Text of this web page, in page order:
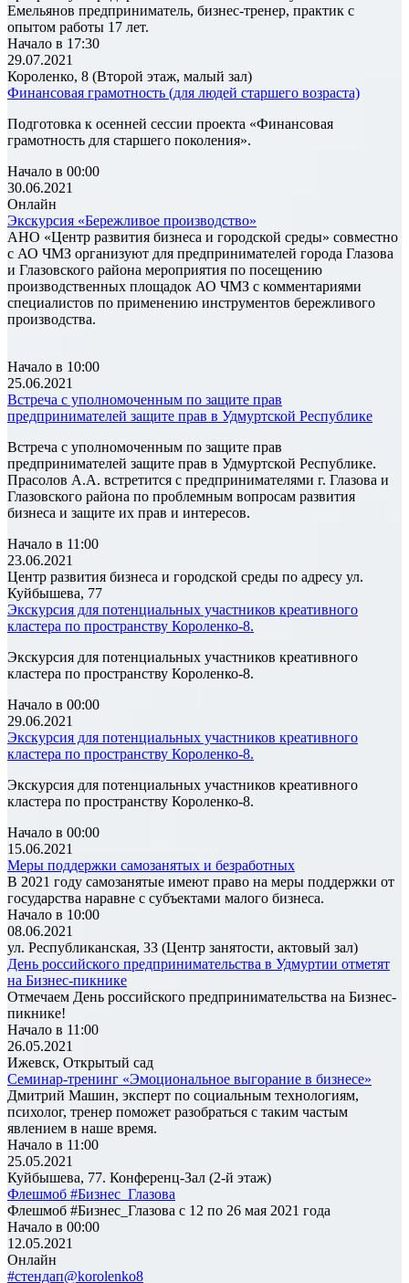
Емельянов предприниматель, бизнес-тренер, практик с
опытом работы 17 лет.
Начало в 17:30
29.07.2021
Короленко, 8 (Второй этаж, малый зал)
Финансовая грамотность (для людей старшего возраста)
Подготовка к осенней сессии проекта «Финансовая
грамотность для старшего поколения».
Начало в 00:00
30.06.2021
Онлайн
Экскурсия «Бережливое производство»
АНО «Центр развития бизнеса и городской среды» совместно
с АО ЧМЗ организуют для предпринимателей города Глазова
и Глазовского района мероприятия по посещению
производственных площадок АО ЧМЗ с комментариями
специалистов по применению инструментов бережливого
производства.
Начало в 10:00
25.06.2021
Встреча с уполномоченным по защите прав
предпринимателей защите прав в Удмуртской Республике
Встреча с уполномоченным по защите прав
предпринимателей защите прав в Удмуртской Республике.
Прасолов А.А. встретится с предпринимателями г. Глазова и
Глазовского района по проблемным вопросам развития
бизнеса и защите их прав и интересов.
Начало в 11:00
23.06.2021
Центр развития бизнеса и городской среды по адресу ул.
Куйбышева, 77
Экскурсия для потенциальных участников креативного
кластера по пространству Короленко-8.
Экскурсия для потенциальных участников креативного
кластера по пространству Короленко-8.
Начало в 00:00
29.06.2021
Экскурсия для потенциальных участников креативного
кластера по пространству Короленко-8.
Экскурсия для потенциальных участников креативного
кластера по пространству Короленко-8.
Начало в 00:00
15.06.2021
Меры поддержки самозанятых и безработных
В 2021 году самозанятые имеют право на меры поддержки от
государства наравне с субъектами малого бизнеса.
Начало в 10:00
08.06.2021
ул. Республиканская, 33 (Центр занятости, актовый зал)
День российского предпринимательства в Удмуртии отметят
на Бизнес-пикнике
Отмечаем День российского предпринимательства на Бизнес-
пикнике!
Начало в 11:00
26.05.2021
Ижевск, Открытый сад
Семинар-тренинг «Эмоциональное выгорание в бизнесе»
Дмитрий Машин, эксперт по социальным технологиям,
психолог, тренер поможет разобраться с таким частым
явлением в наше время.
Начало в 11:00
25.05.2021
Куйбышева, 77. Конференц-Зал (2-й этаж)
Флешмоб #Бизнес_Глазова
Флешмоб #Бизнес_Глазова с 12 по 26 мая 2021 года
Начало в 00:00
12.05.2021
Онлайн
#стендап@korolenko8